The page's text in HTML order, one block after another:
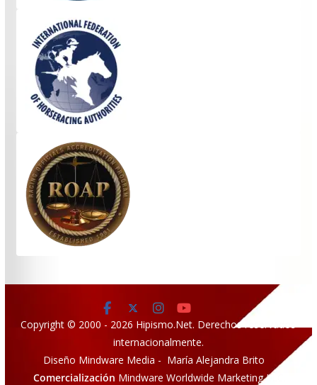
Copyright © 2000 - 2026 Hipismo.Net. Derechos reservados
internacionalmente.
Diseño Mindware Media - María Alejandra Brito
Comercialización Mindware Worldwide Marketing LLC.